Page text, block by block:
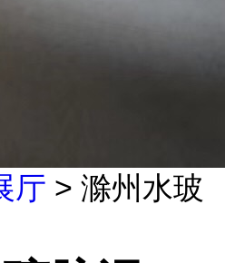
厅 > 滁州水玻